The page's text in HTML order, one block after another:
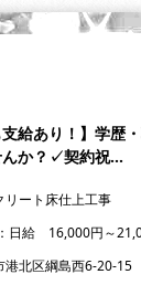
支給あり！】学歴
んか？✓契約祝…
リート床仕上工事
日給 16,000円～
港北区綱島西6-20-15